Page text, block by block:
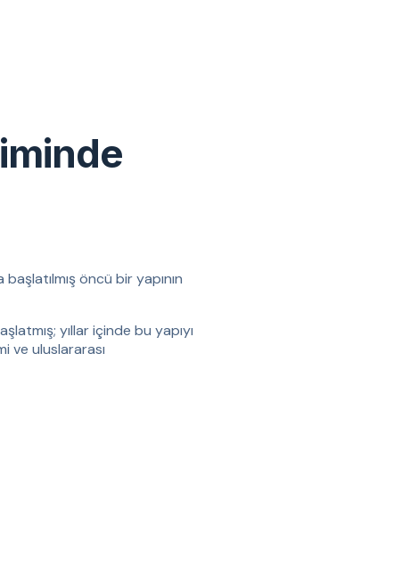
öncü bir yapının
yıllar içinde bu yapıyı
ve uluslararası